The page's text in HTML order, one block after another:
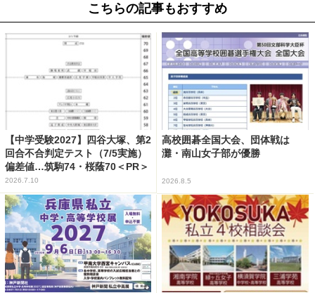
こちらの記事もおすすめ
【中学受験2027】四谷大塚、第2
回合不合判定テスト（7/5実施）
偏差値…筑駒74・桜蔭70＜PR＞
2026.7.10
高校囲碁全国大会、団体戦は
灘・南山女子部が優勝
2026.8.5